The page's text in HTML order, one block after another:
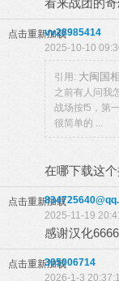
看来战团的
点击重新加载vv28985414
2025-10-10
引用: 大闽国
之前有人问我
战场按f5，第
很简单的 ...
在哪下载这
点击重新加载
2025-11-19
感谢汉化
点击重新加载305006714
2026-1-3